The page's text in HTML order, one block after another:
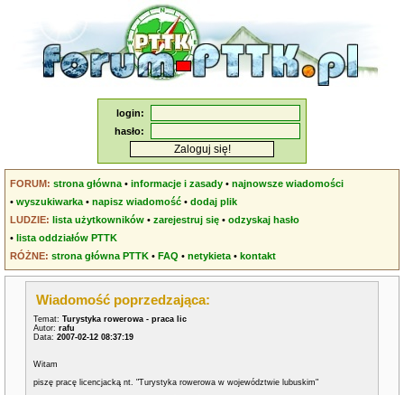
login:
hasło:
FORUM: strona główna •informacje i zasady •najnowsze wiadomości
•wyszukiwarka •napisz wiadomość •dodaj plik
LUDZIE: lista użytkowników •zarejestruj się •odzyskaj hasło
•lista oddziałów PTTK
RÓŻNE: strona główna PTTK •FAQ •netykieta •kontakt
Wiadomość poprzedzająca:
Temat:Turystyka rowerowa - praca lic
Autor:rafu
Data:2007-02-12 08:37:19
Witam
piszę pracę licencjacką nt. "Turystyka rowerowa w województwie lubuskim"